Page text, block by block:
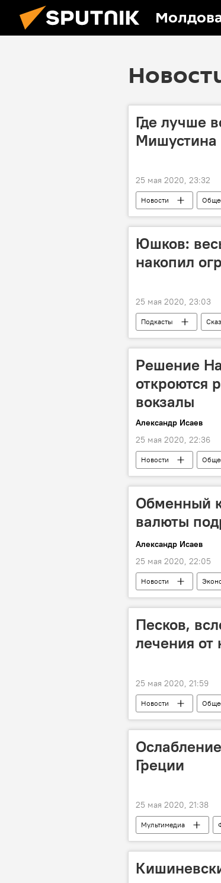
Где лучше
Мишустина
25 мая 2020, 23:32
Новости
Юшков:
накопил
25 мая 2020, 23:03
Подкасты
Новости
Решение
откроются
вокзалы
Александр Исаев
25 мая 2020, 22:36
Новости
Обменный
валюты
Александр Исаев
25 мая 2020, 22:05
Новости
Песков,
лечения
25 мая 2020, 21:59
Новости
Греции
25 мая 2020, 21:38
Мультимедиа